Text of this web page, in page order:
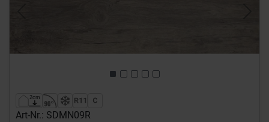
Art-Nr.: SDMN09R